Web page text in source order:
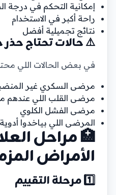
إمكانية التحكم في درجة
راحة أكبر في الاستخدام
نتائج تجميلية أفضل
⚠️ حالات تحتاج
في بعض الحالات اللي
مرضى السكري غير
مرضى القلب اللي عندهم
مرضى الفشل الكلوي
المرضى اللي بياخدوا
🏥 مراحل
الأمراض
1️⃣ مرحلة التقييم